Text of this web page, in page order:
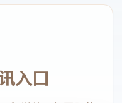
谱化的“负心
挣扎、充满无奈与
之上，注入了大
入口